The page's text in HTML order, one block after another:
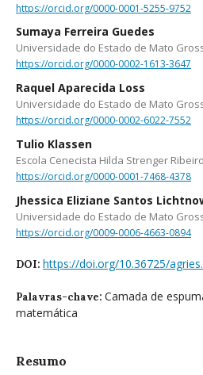
https://orcid.org/0000-0001-5255-9752
Sumaya Ferreira Guedes
Universidade do Estado de Mato
https://orcid.org/0000-0002-1613-3647
Raquel Aparecida Loss
Universidade do Estado de Mato
https://orcid.org/0000-0002-6022-7552
Tulio Klassen
Escola Cenecista Hilda Strenger Ribeiro
https://orcid.org/0000-0001-7468-4378
Jhessica Eliziane Santos
Universidade do Estado de Mato
https://orcid.org/0009-0006-4663-0894
DOI: https://doi.org/10.36725/
Palavras-chave: Camada de
matemática
Resumo